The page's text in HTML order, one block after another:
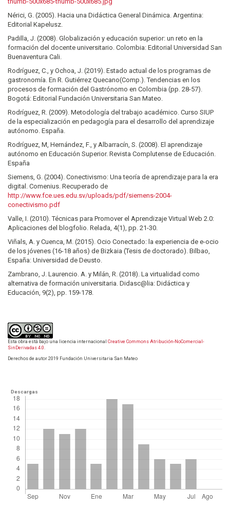
Nérici, G. (2005). Hacia una Didáctica General Dinámica. Argentina:
Editorial Kapelusz.
Padilla, J. (2008). Globalización y educación superior: un reto en la
formación del docente universitario. Colombia: Editorial Universidad San
Buenaventura Cali.
Rodríguez, C., y Ochoa, J. (2019). Estado actual de los programas de
gastronomía. En R. Gutiérrez Quecano(Comp.). Tendencias en los
procesos de formación del Gastrónomo en Colombia (pp. 28-57).
Bogotá: Editorial Fundación Universitaria San Mateo.
Rodríguez, R. (2009). Metodología del trabajo académico. Curso SIUP
de la especialización en pedagogía para el desarrollo del aprendizaje
autónomo. España.
Rodríguez, M, Hernández, F., y Albarracín, S. (2008). El aprendizaje
autónomo en Educación Superior. Revista Complutense de Educación.
España
Siemens, G. (2004). Conectivismo: Una teoría de aprendizaje para la era
digital. Comenius. Recuperado de
http://www.fce.ues.edu.sv/uploads/pdf/siemens-2004-
conectivismo.pdf
Valle, I. (2010). Técnicas para Promover el Aprendizaje Virtual Web 2.0:
Aplicaciones del blogfolio. Relada, 4(1), pp. 21-30.
Viñals, A. y Cuenca, M. (2015). Ocio Conectado: la experiencia de e-ocio
de los jóvenes (16-18 años) de Bizkaia (Tesis de doctorado). Bilbao,
España: Universidad de Deusto.
Zambrano, J. Laurencio. A. y Milán, R. (2018). La virtualidad como
alternativa de formación universitaria. Didasc@lia: Didáctica y
Educación, 9(2), pp. 159-178.
Esta obra está bajo una licencia internacional Creative Commons Atribución-NoComercial-
SinDerivadas 4.0.
Derechos de autor 2019 Fundación Universitaria San Mateo
Descargas